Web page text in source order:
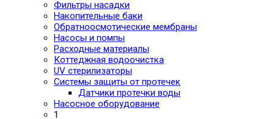
Фильтры насадки
Накопительные баки
Обратноосмотические мембраны
Насосы и помпы
Расходные материалы
Коттеджная водоочистка
UV стерилизаторы
Системы защиты от протечек
Датчики протечки воды
Насосное оборудование
1